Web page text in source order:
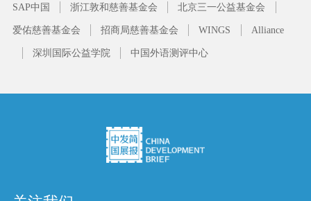
SAP中国 浙江敦和慈善基金会 北京三一公益基金会
爱佑慈善基金会 招商局慈善基金会 WINGS Alliance
深圳国际公益学院 中国外语测评中心